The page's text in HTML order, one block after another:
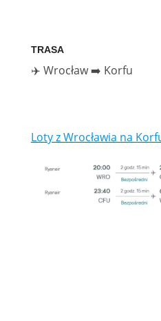
TRASA
✈️ Wrocław ➡️ Korfu
Loty z Wrocławia na